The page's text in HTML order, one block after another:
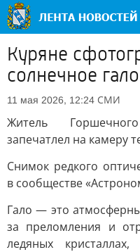
Куряне
солнечное гало
11 мая 2026, 12:24 СМИ
Житель
запечатлел на камеру
Снимок редкого
в сообществе
Гало — это
за преломления и
ледяных